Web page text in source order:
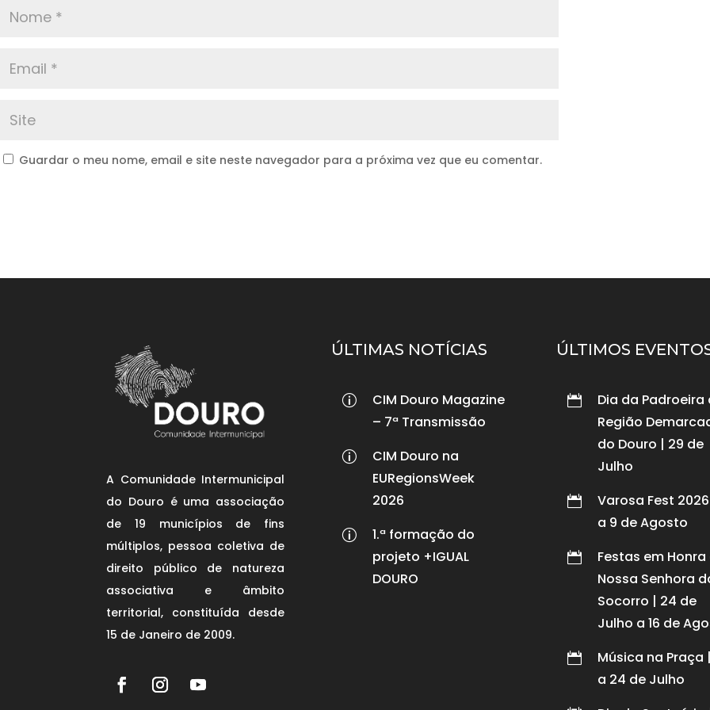
Guardar o meu nome, email e site neste navegador para a próxima vez que eu comentar.
A Comunidade Intermunicipal
do Douro é uma associação
de 19 municípios de fins
múltiplos, pessoa coletiva de
direito público de natureza
associativa e âmbito
territorial, constituída desde
15 de Janeiro de 2009.
ÚLTIMAS NOTÍCIAS
p
CIM Douro Magazine
– 7ª Transmissão
p
CIM Douro na
EURegionsWeek
2026
p
1.ª formação do
projeto +IGUAL
DOURO
ÚLTIMOS

Dia da Padroeira
Região
do Douro | 29 de
Julho

Varosa Fest
a 9 de Agosto

Festas em Honra
Nossa Senhora
Socorro | 24 de
Julho a 16 de

Música na Praça
a 24 de Julho